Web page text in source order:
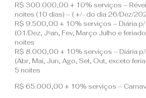
R$ 300.000,00 + 10% serviços –
noites (10 dias) – ( +/- do dia 26/Dez/
R$ 9.500,00 + 10% serviços – Diária p/
(01/Dez, J⁶an, Fev, Março Julho e
noites
R$ 8.000,00 + 10% serviços – Diária
(Abr, Mai, Jun, Ago, Set, Out, exceto
5 noites
R$ 65.000,00 + 10% serviços –